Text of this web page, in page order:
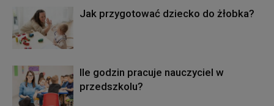
Jak przygotować dziecko do żłobka?
Ile godzin pracuje nauczyciel w
przedszkolu?